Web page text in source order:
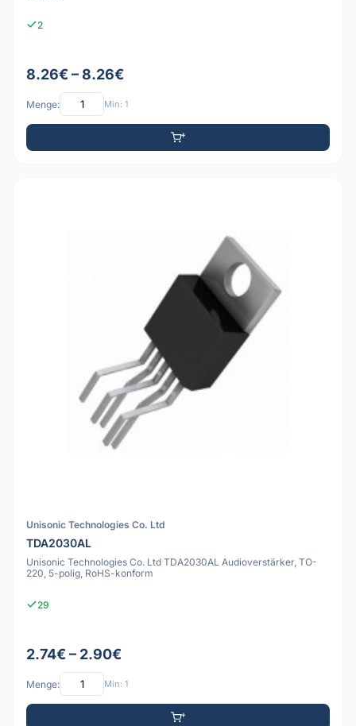
2
8.26€ – 8.26€
Menge: Min: 1
Unisonic Technologies Co. Ltd
TDA2030AL
Unisonic Technologies Co. Ltd TDA2030AL Audioverstärker, TO-
220, 5-polig, RoHS-konform
29
2.74€ – 2.90€
Menge: Min: 1